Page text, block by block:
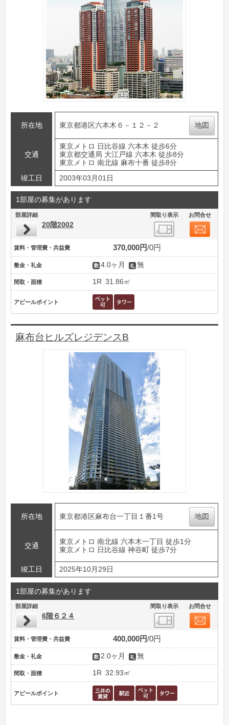
所在地 東京都港区六本木６－１２－２ 地図
交通
東京メトロ 日比谷線 六本木 徒歩6分
東京都交通局 大江戸線 六本木 徒歩8分
東京メトロ 南北線 麻布十番 徒歩8分
竣工日
2003年03月01日
1部屋の募集があります
部屋詳細 間取り表示 お問合せ
20階2002
賃料・管理費・共益費 370,000円 0円
敷金・礼金 4.0ヶ月 無
間取・面積 1R 31.86㎡
アピールポイント
麻布台ヒルズレジデンスB
所在地 東京都港区麻布台一丁目１番1号 地図
交通
東京メトロ 南北線 六本木一丁目 徒歩1分
東京メトロ 日比谷線 神谷町 徒歩7分
竣工日 2025年10月29日
1部屋の募集があります
部屋詳細 間取り表示 お問合せ
6階６２４
賃料・管理費・共益費 400,000円 0円
敷金・礼金 2.0ヶ月 無
間取・面積 1R 32.93㎡
アピールポイント